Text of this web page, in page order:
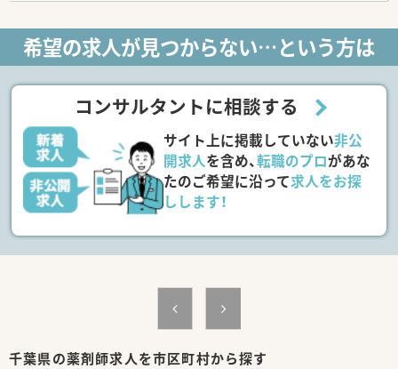
■薬剤師が中心の会社だからこそ活躍できるキャリアパスが多
種多様に用意されています。
■店舗拡大に伴い、エリアマネジャーや営業部長等のマネジメン
とも可能です。
■その他にも、管理部門や商品部門等の本社スタッフなど活動領
域は多種多様です。
■在宅実施店舗は年々増加しており、在宅医療へもしっかりと関
わる事ができます。
■育児休暇は3歳まで取得が可能で、時短制度は小学5年生まで
時短勤務ができるよう変更予定です。
■日用品から常備薬まで、従業員割引制度など嬉しいメリットも
たくさんあります！
希望の求人が見つからない…という方は
コンサルタントに相談する
サイト上に掲載していない非公
開求人を含め、転職のプロがあな
たのご希望に沿って求人をお探
しします！
千葉県の薬剤師求人を市区町村から探す